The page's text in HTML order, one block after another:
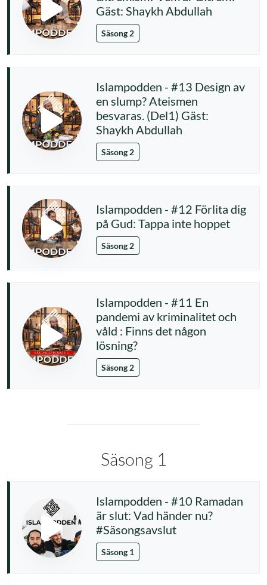
Gäst: Shaykh Abdullah
Säsong 2
Islampodden - #13 Design av
en slump? Ateismen
besvaras. (Del1) Gäst:
Shaykh Abdullah
Säsong 2
Islampodden - #12 Förlita dig
på Gud: Tappa inte hoppet
Säsong 2
Islampodden - #11 En
pandemi av kriminalitet och
våld : Finns det någon
lösning?
Säsong 2
Säsong 1
Islampodden - #10 Ramadan
är slut: Vad händer nu?
#Säsongsavslut
Säsong 1